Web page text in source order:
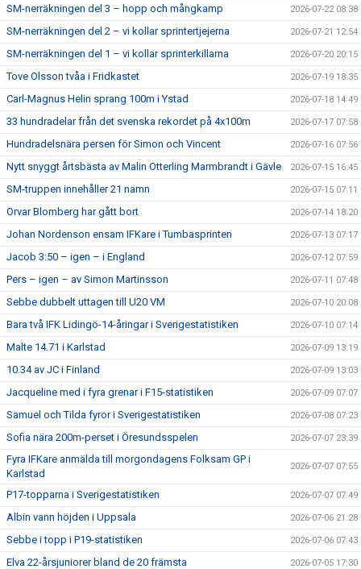
SM-nerräkningen del 3 – hopp och mångkamp 2026-07-22 08:38
SM-nerräkningen del 2 – vi kollar sprintertjejerna 2026-07-21 12:54
SM-nerräkningen del 1 – vi kollar sprinterkillarna 2026-07-20 20:15
Tove Olsson tvåa i Fridkastet 2026-07-19 18:35
Carl-Magnus Helin sprang 100m i Ystad 2026-07-18 14:49
33 hundradelar från det svenska rekordet på 4x100m 2026-07-17 07:58
Hundradelsnära persen för Simon och Vincent 2026-07-16 07:56
Nytt snyggt årtsbästa av Malin Otterling Marmbrandt i Gävle 2026-07-15 16:45
SM-truppen innehåller 21 namn 2026-07-15 07:11
Orvar Blomberg har gått bort 2026-07-14 18:20
Johan Nordenson ensam IFKare i Tumbasprinten 2026-07-13 07:17
Jacob 3:50 – igen – i England 2026-07-12 07:59
Pers – igen – av Simon Martinsson 2026-07-11 07:48
Sebbe dubbelt uttagen till U20 VM 2026-07-10 20:08
Bara två IFK Lidingö-14-åringar i Sverigestatistiken 2026-07-10 07:14
Malte 14.71 i Karlstad 2026-07-09 13:19
10.34 av JC i Finland 2026-07-09 13:03
Jacqueline med i fyra grenar i F15-statistiken 2026-07-09 07:07
Samuel och Tilda fyror i Sverigestatistiken 2026-07-08 07:23
Sofia nära 200m-perset i Öresundsspelen 2026-07-07 23:39
Fyra IFKare anmälda till morgondagens Folksam GP i
Karlstad
2026-07-07 07:55
P17-topparna i Sverigestatistiken 2026-07-07 07:49
Albin vann höjden i Uppsala 2026-07-06 21:28
Sebbe i topp i P19-statistiken 2026-07-06 07:43
Elva 22-årsjuniorer bland de 20 främsta 2026-07-05 17:30